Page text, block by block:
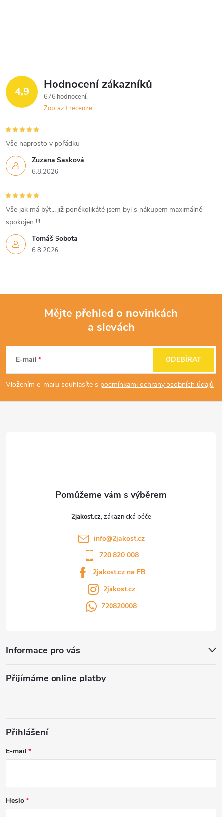
4,9 Hodnocení zákazníků
676 hodnocení
Zobrazit recenze
Zuzana Sasková
6.8.2026
Vše naprosto v pořádku
Tomáš Sobota
6.8.2026
Vše jak má být... již poněkolikáté jsem byl s nákupem maximálně
spokojen !!!
p
a
Mějte přehled o novinkách
a slevách
E-mail
Vložením e-mailu souhlasíte s podmínkami ochrany osobních údajů
ODEBÍRAT
2jakost.cz
info@2jakost.cz
720 820 008
2jakost.cz na FB
2jakost.cz
720820008
Informace pro vás
Přijímáme online platby
Přihlášení
E-mail
Heslo